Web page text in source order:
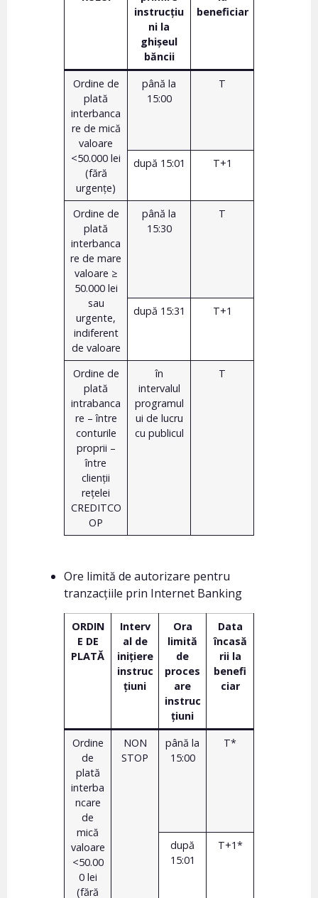
instrucțiu
ni la
ghișeul
băncii
beneficiar
Ordine de
plată
interbanca
re de mică
valoare
<50.000 lei
(fără
urgenţe)
până la
15:00
T
după 15:01 T+1
Ordine de
plată
interbanca
re de mare
valoare ≥
50.000 lei
sau
urgente,
indiferent
de valoare
până la
15:30
T
după 15:31 T+1
Ordine de
plată
intrabanca
re – între
conturile
proprii –
între
clienții
rețelei
CREDITCO
OP
în
intervalul
programul
ui de lucru
cu publicul
T
Ore limită de autorizare pentru
tranzacțiile prin Internet Banking
ORDIN
E DE
PLATĂ
Interv
al de
inițiere
instruc
țiuni
Ora
limită
de
proces
are
instruc
țiuni
Data
încasă
rii la
benefi
ciar
Ordine
de
plată
interba
ncare
de
mică
valoare
<50.00
0 lei
(fără
NON
STOP
până la
15:00
T*
după
15:01
T+1*